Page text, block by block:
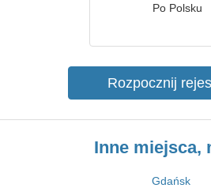
Po Polsku
Rozpocznij
Inne miejsca,
Gdańsk